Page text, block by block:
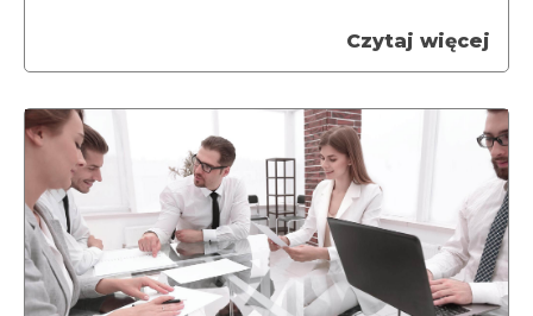
Czytaj więcej